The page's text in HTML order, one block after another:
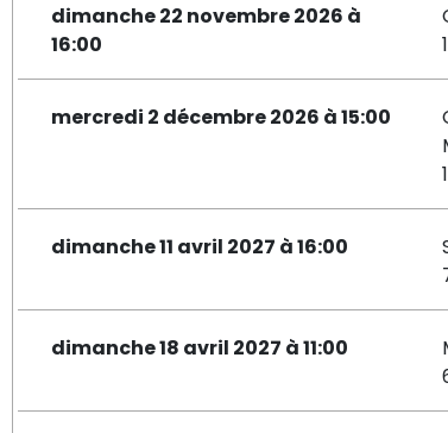
dimanche 22 novembre 2026 à
16:00
mercredi 2 décembre 2026 à 15:00
dimanche 11 avril 2027 à 16:00
dimanche 18 avril 2027 à 11:00